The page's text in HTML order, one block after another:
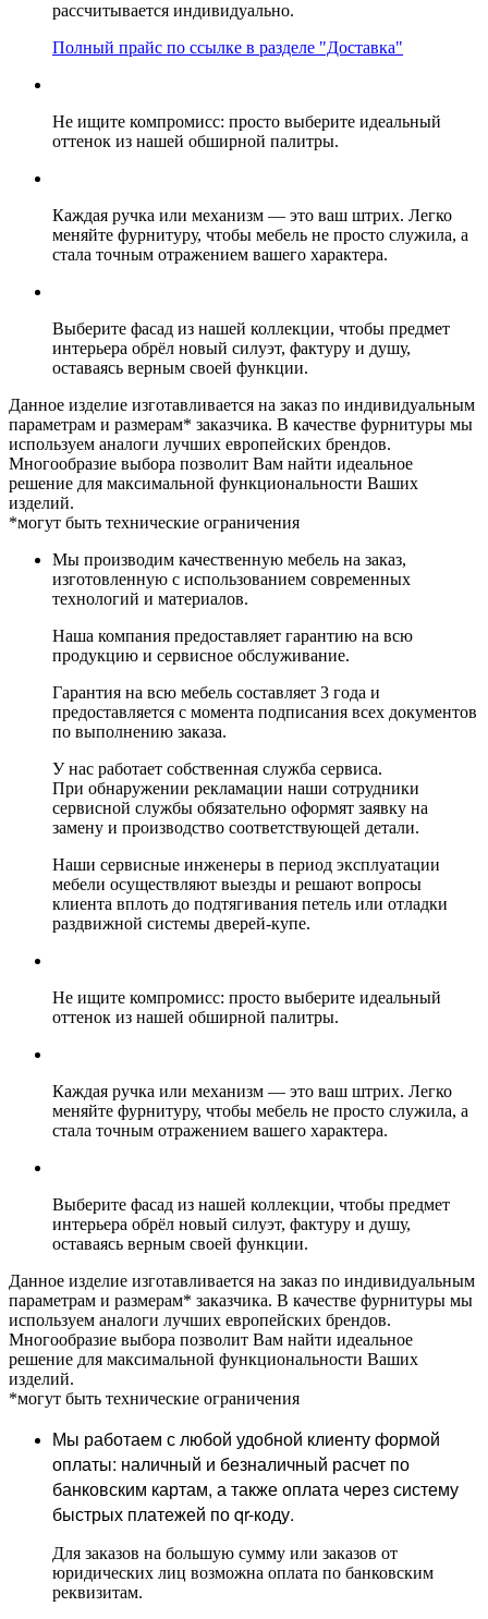
рассчитывается индивидуально.
Полный прайс по ссылке в разделе "Доставка"
Не ищите компромисс: просто выберите идеальный
оттенок из нашей обширной палитры.
Каждая ручка или механизм — это ваш штрих. Легко
меняйте фурнитуру, чтобы мебель не просто служила, а
стала точным отражением вашего характера.
Выберите фасад из нашей коллекции, чтобы предмет
интерьера обрёл новый силуэт, фактуру и душу,
оставаясь верным своей функции.
Данное изделие изготавливается на заказ по индивидуальным
параметрам и размерам* заказчика. В качестве фурнитуры мы
используем аналоги лучших европейских брендов.
Многообразие выбора позволит Вам найти идеальное
решение для максимальной функциональности Ваших
изделий.
*могут быть технические ограничения
Мы производим качественную мебель на заказ,
изготовленную с использованием современных
технологий и материалов.
Наша компания предоставляет гарантию на всю
продукцию и сервисное обслуживание.
Гарантия на всю мебель составляет 3 года и
предоставляется с момента подписания всех документов
по выполнению заказа.
У нас работает собственная служба сервиса.
При обнаружении рекламации наши сотрудники
сервисной службы обязательно оформят заявку на
замену и производство соответствующей детали.
Наши сервисные инженеры в период эксплуатации
мебели осуществляют выезды и решают вопросы
клиента вплоть до подтягивания петель или отладки
раздвижной системы дверей-купе.
Не ищите компромисс: просто выберите идеальный
оттенок из нашей обширной палитры.
Каждая ручка или механизм — это ваш штрих. Легко
меняйте фурнитуру, чтобы мебель не просто служила, а
стала точным отражением вашего характера.
Выберите фасад из нашей коллекции, чтобы предмет
интерьера обрёл новый силуэт, фактуру и душу,
оставаясь верным своей функции.
Данное изделие изготавливается на заказ по индивидуальным
параметрам и размерам* заказчика. В качестве фурнитуры мы
используем аналоги лучших европейских брендов.
Многообразие выбора позволит Вам найти идеальное
решение для максимальной функциональности Ваших
изделий.
*могут быть технические ограничения
Мы работаем с любой удобной клиенту формой
оплаты: наличный и безналичный расчет по
банковским картам, а также оплата через систему
быстрых платежей по qr-коду.
Для заказов на большую сумму или заказов от
юридических лиц возможна оплата по банковским
реквизитам.